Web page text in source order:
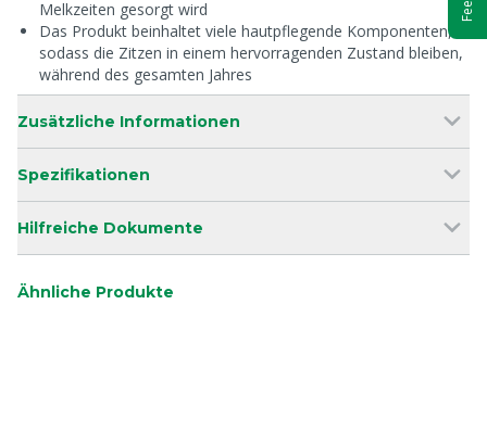
Melkzeiten gesorgt wird
Das Produkt beinhaltet viele hautpflegende Komponenten,
sodass die Zitzen in einem hervorragenden Zustand bleiben,
während des gesamten Jahres
Zusätzliche Informationen
Spezifikationen
Hilfreiche Dokumente
Ähnliche Produkte